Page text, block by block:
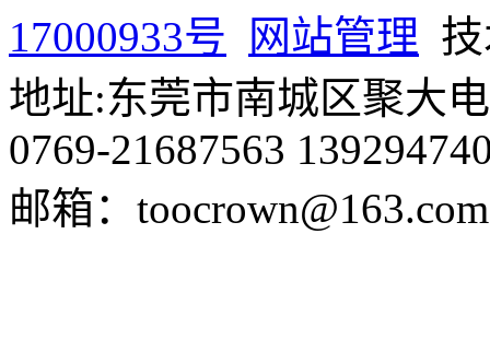
17000933号
网站管理
地址:东莞市南城区聚大
0769-21687563
邮箱：